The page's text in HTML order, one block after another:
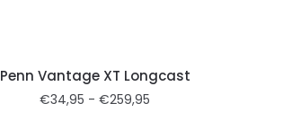
Penn Vantage XT Longcast
€34,95 - €259,95